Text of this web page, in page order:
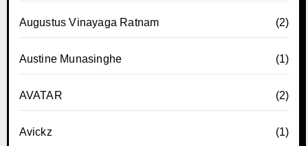
Augustus Vinayaga Ratnam (2)
Austine Munasinghe (1)
AVATAR (2)
Avickz (1)